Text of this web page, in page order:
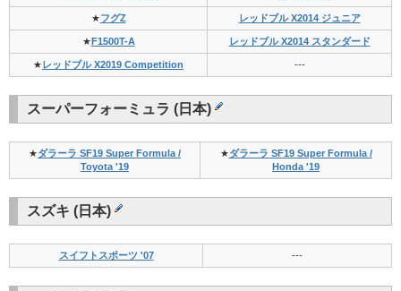
★フグZ レッドブル X2014 ジュニア
★F1500T-A レッドブル X2014 スタンダード
★レッドブル X2019 Competition ---
スーパーフォーミュラ (日本)
★ダラーラ SF19 Super Formula /
Toyota '19
★ダラーラ SF19 Super Formula /
Honda '19
スズキ (日本)
スイフトスポーツ '07 ---